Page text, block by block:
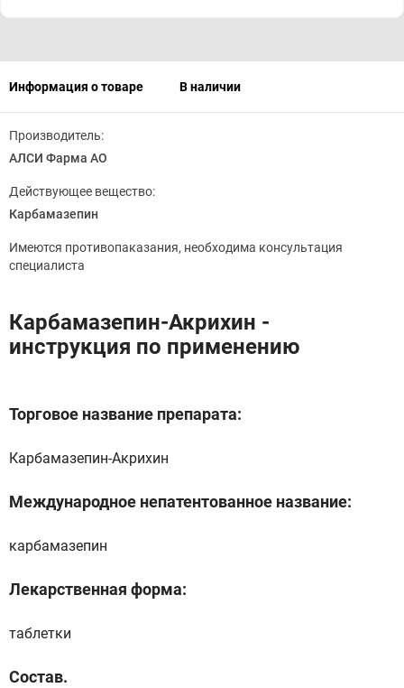
Информация о товаре В наличии
Производитель:
АЛСИ Фарма АО
Действующее вещество:
Карбамазепин
Имеются противопаказания, необходима консультация
специалиста
Карбамазепин-Акрихин -
инструкция по применению
Торговое название препарата:
Карбамазепин-Акрихин
Международное непатентованное название:
карбамазепин
Лекарственная форма:
таблетки
Состав.